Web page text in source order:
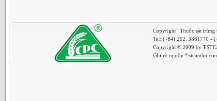
Copyright “Thuốc sát
Tel: (+84) 292. 3861770 -
Copyright © 2009 by
Ghi rõ nguồn